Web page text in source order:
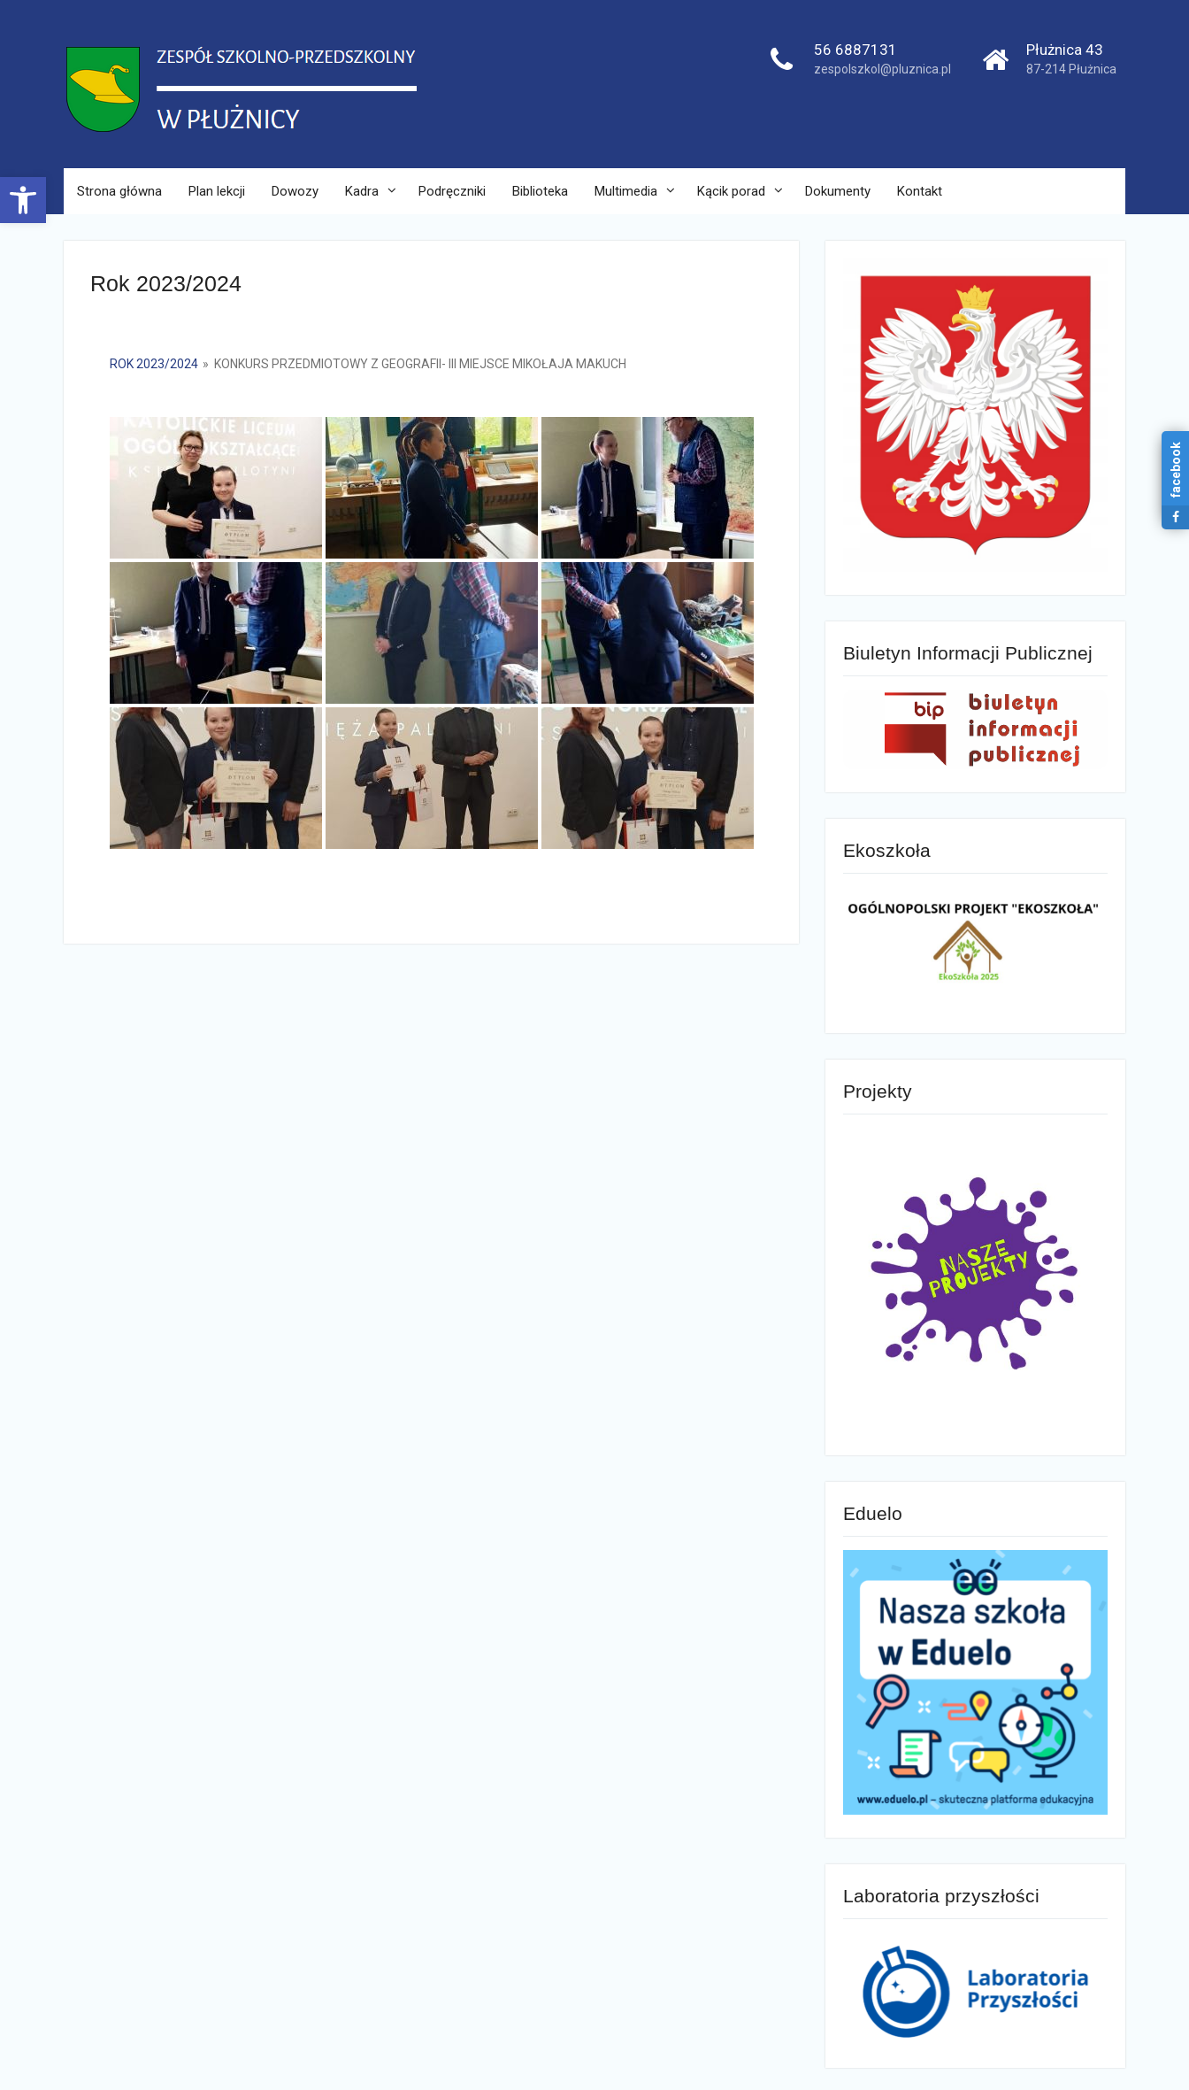
Open toolbar
56 6887131
zespolszkol@pluznica.pl
Płużnica 43
87-214 Płużnica
Strona główna Plan lekcji Dowozy Kadra Podręczniki Biblioteka Multimedia Kącik porad Dokumenty Kontakt
Rok 2023/2024
ROK 2023/2024 » KONKURS PRZEDMIOTOWY Z GEOGRAFII- III MIEJSCE MIKOŁAJA MAKUCH
Biuletyn Informacji Publicznej
Ekoszkoła
Projekty
Eduelo
Laboratoria przyszłości
facebook